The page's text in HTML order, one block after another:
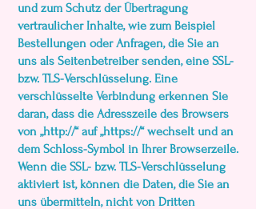
und zum Schutz der Übertragung
vertraulicher Inhalte, wie zum Beispiel
Bestellungen oder Anfragen, die Sie an
uns als Seitenbetreiber senden, eine SSL-
bzw. TLS-Verschlüsselung. Eine
verschlüsselte Verbindung erkennen Sie
daran, dass die Adresszeile des Browsers
von „http://“ auf „https://“ wechselt und an
dem Schloss-Symbol in Ihrer Browserzeile.
Wenn die SSL- bzw. TLS-Verschlüsselung
aktiviert ist, können die Daten, die Sie an
uns übermitteln, nicht von Dritten